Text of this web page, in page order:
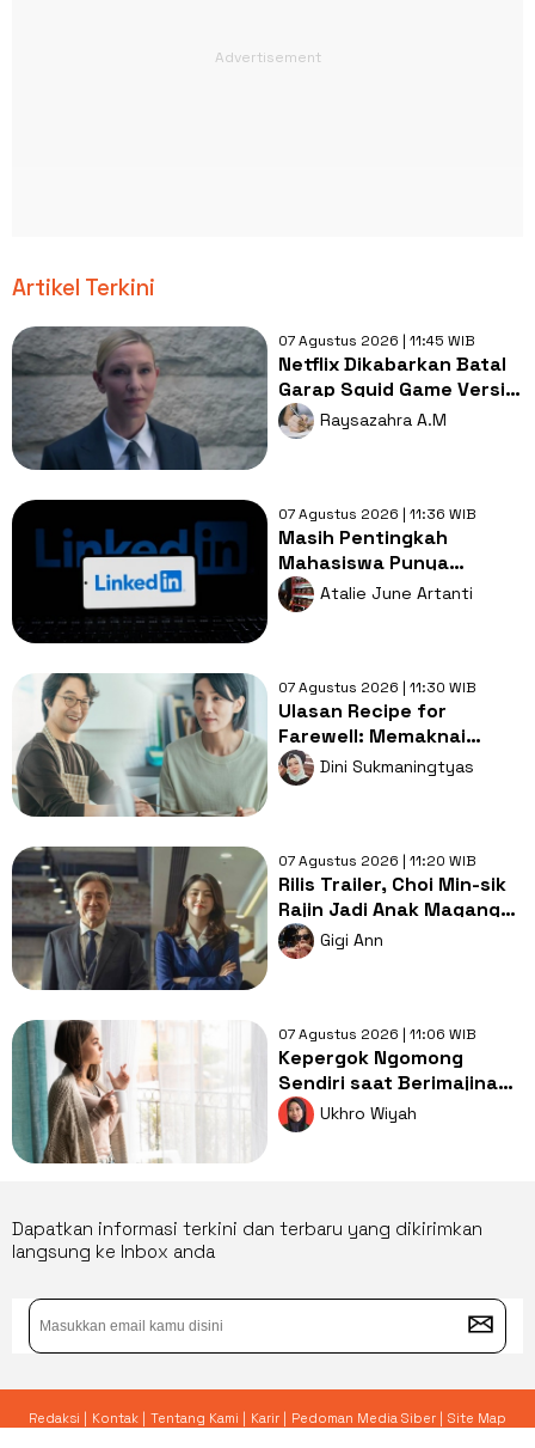
Artikel Terkini
07 Agustus 2026 | 11:45 WIB
Netflix Dikabarkan Batal
Garap Squid Game Versi
Amerika, Apa Alasannya?
Raysazahra A.M
07 Agustus 2026 | 11:36 WIB
Masih Pentingkah
Mahasiswa Punya
LinkedIn di Era AI?
Atalie June Artanti
07 Agustus 2026 | 11:30 WIB
Ulasan Recipe for
Farewell: Memaknai
Perpisahan Lewat
Sepiring Masakan
Dini Sukmaningtyas
07 Agustus 2026 | 11:20 WIB
Rilis Trailer, Choi Min-sik
Rajin Jadi Anak Magang
Han So-hee di The Intern
Gigi Ann
07 Agustus 2026 | 11:06 WIB
Kepergok Ngomong
Sendiri saat Berimajinasi,
Pernah Mengalaminya
Juga?
Ukhro Wiyah
Dapatkan informasi terkini dan terbaru yang dikirimkan
langsung ke Inbox anda
Redaksi | Kontak | Tentang Kami | Karir | Pedoman Media Siber | Site Map